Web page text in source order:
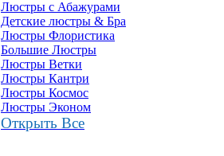
Люстры с Абажурами
Детские люстры & Бра
Люстры Флористика
Большие Люстры
Люстры Ветки
Люстры Кантри
Люстры Космос
Люстры Эконом
Открыть Все